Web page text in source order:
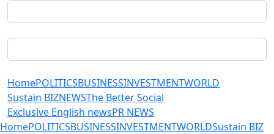
HomePOLITICSBUSINESSINVESTMENTWORLD
Sustain BIZNEWSThe Better Social
Exclusive English newsPR NEWS
HomePOLITICSBUSINESSINVESTMENTWORLDSustain BIZ